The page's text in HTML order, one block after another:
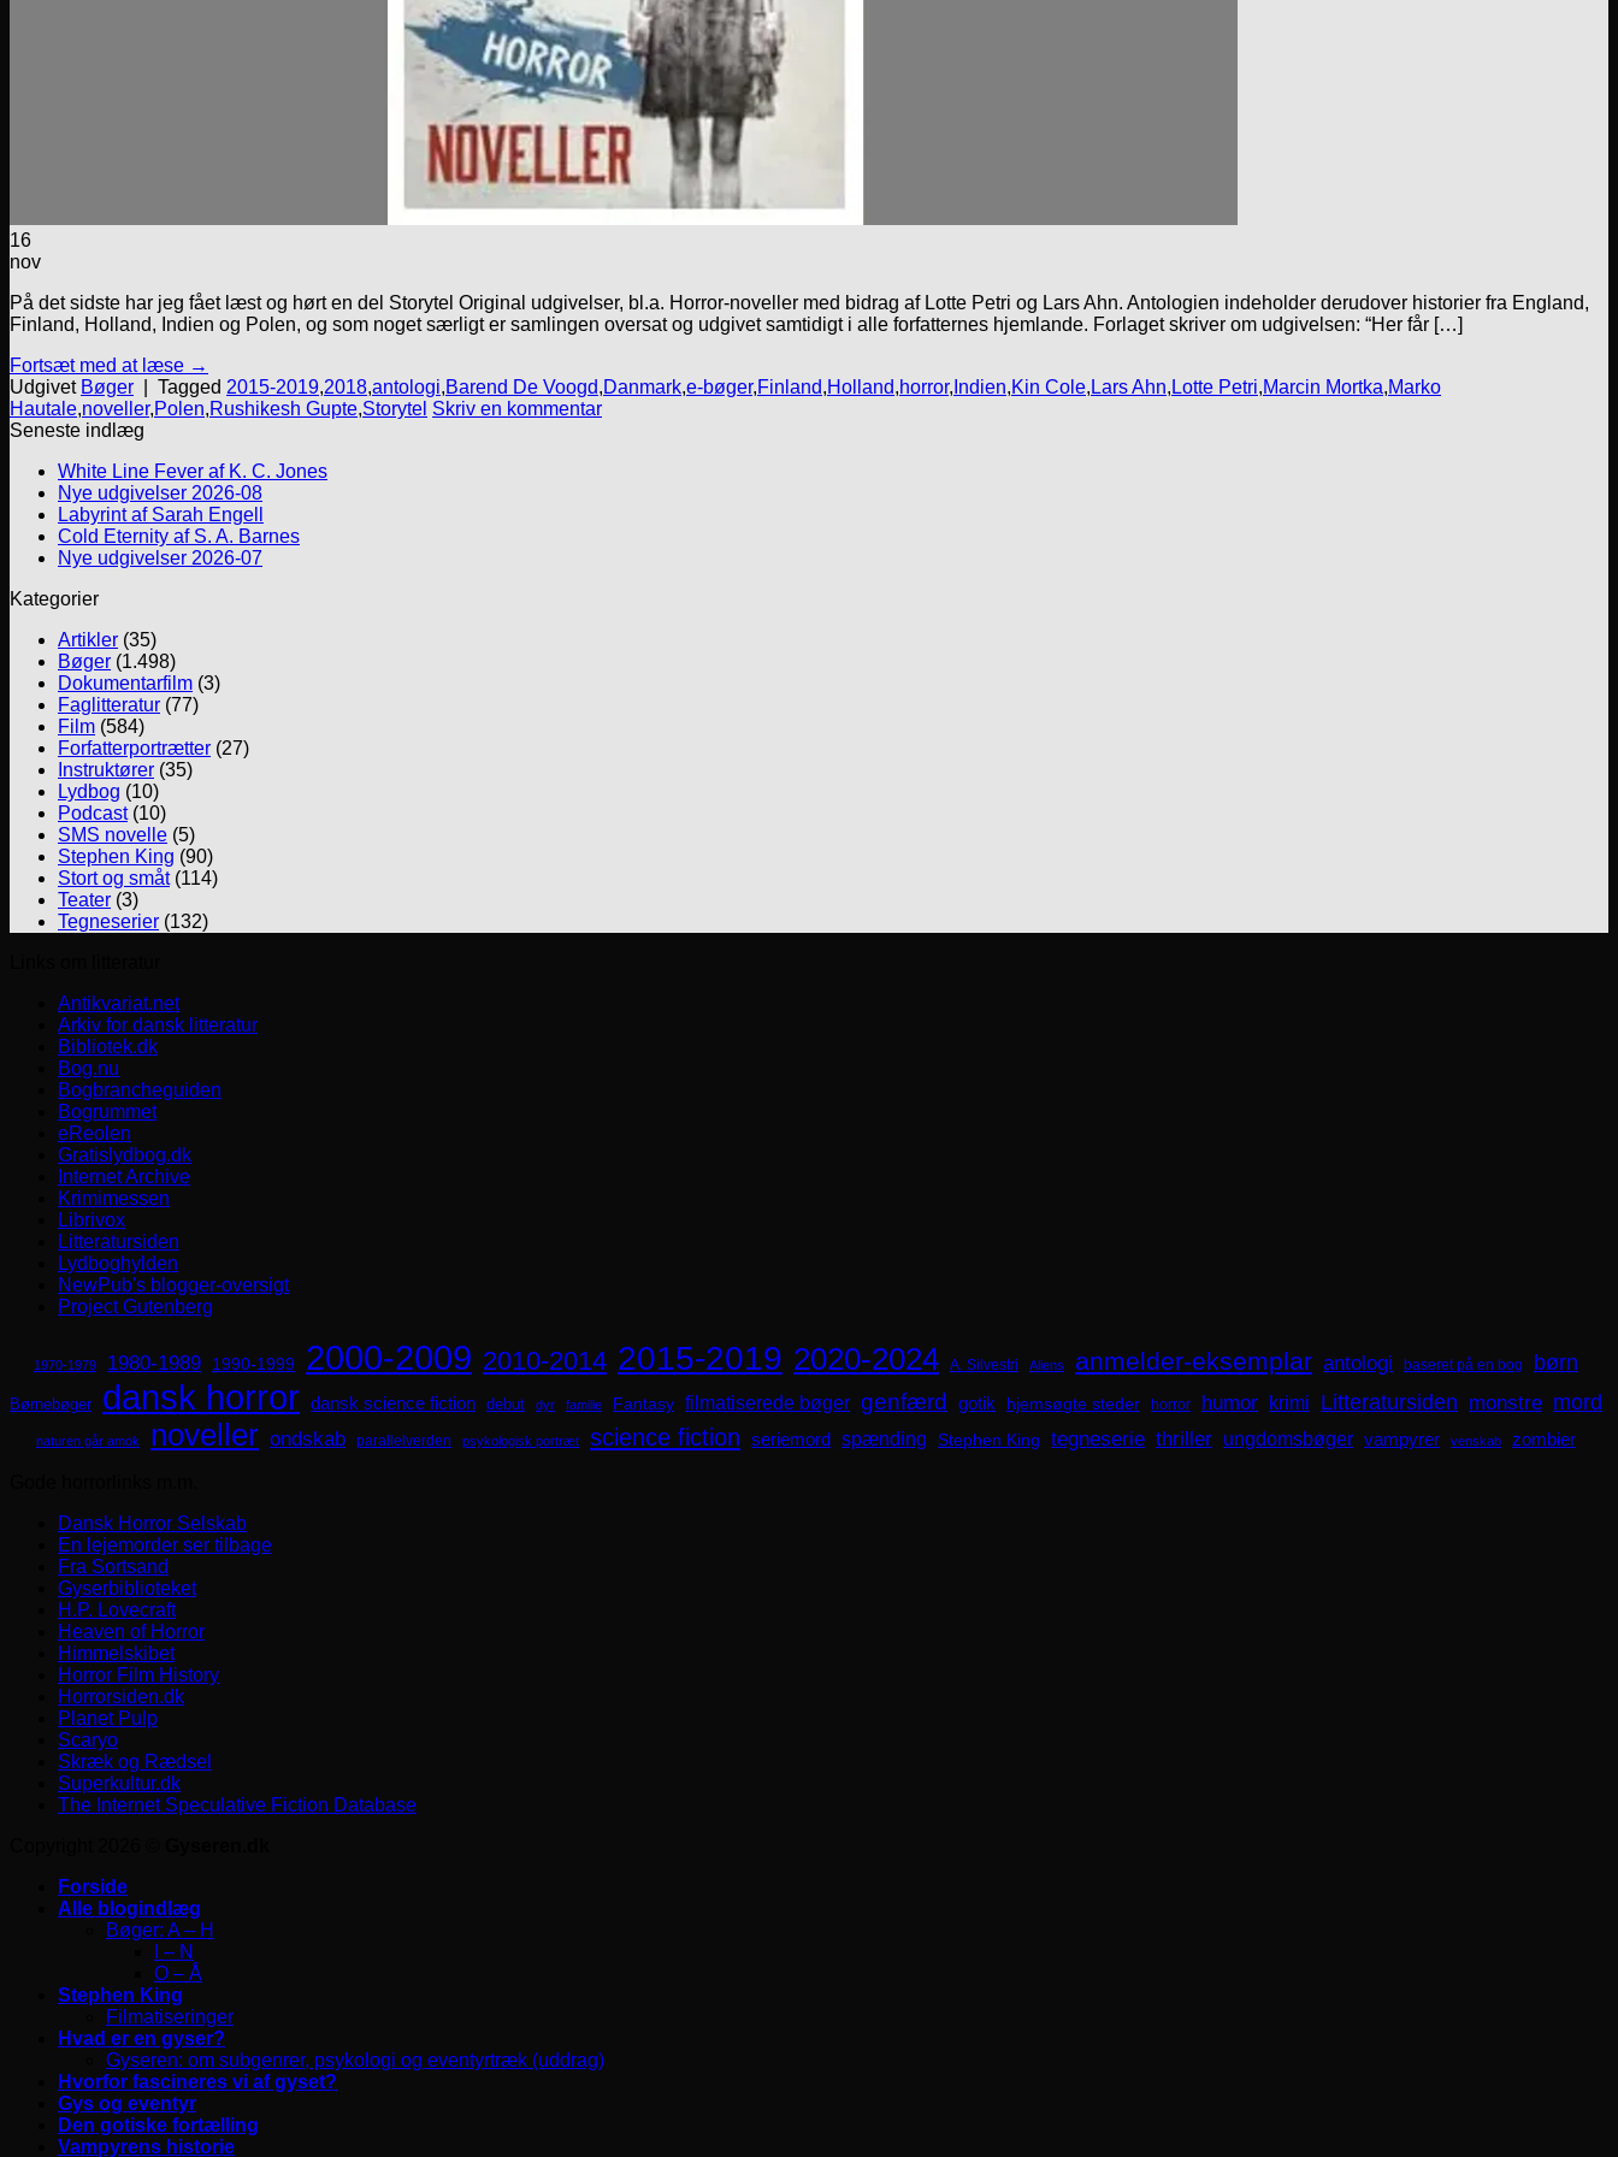
16
nov
På det sidste har jeg fået læst og hørt en del Storytel Original udgivelser, bl.a. Horror-noveller med bidrag af Lotte Petri og Lars Ahn. Antologien indeholder derudover historier fra England,
Finland, Holland, Indien og Polen, og som noget særligt er samlingen oversat og udgivet samtidigt i alle forfatternes hjemlande. Forlaget skriver om udgivelsen: “Her får […]
Fortsæt med at læse →
Udgivet Bøger Tagged 2015-2019,2018,antologi,Barend De Voogd,Danmark,e-bøger,Finland,Holland,horror, Indien,Kin Cole, Lars Ahn, Lotte Petri,Marcin Mortka,Marko
Hautale,noveller,Polen,Rushikesh Gupte,Storytel Skriv en kommentar
Seneste indlæg
White Line Fever af K. C. Jones
Nye udgivelser 2026-08
Labyrint af Sarah Engell
Cold Eternity af S. A. Barnes
Nye udgivelser 2026-07
Kategorier
Artikler (35)
Bøger (1.498)
Dokumentarfilm (3)
Faglitteratur (77)
Film (584)
Forfatterportrætter (27)
Instruktører (35)
Lydbog (10)
Podcast(10)
SMS novelle (5)
Stephen King (90)
Stort og småt(114)
Teater (3)
Tegneserier (132)
Antikvariat.net
Arkiv for dansk litteratur
Bibliotek.dk
Bog.nu
Bogbrancheguiden
Bogrummet
eReolen
Gratislydbog.dk
Internet Archive
Krimimessen
Librivox
Litteratursiden
Lydboghylden
NewPub's blogger-oversigt
Project Gutenberg
1970-1979 1980-1989 1990-1999 2000-2009 2010-2014 2015-2019 2020-2024 A. Silvestri Aliens anmelder-eksemplar antologi baseret på en bog børn
Børnebøger dansk horror dansk science fiction debut dyr familie Fantasy filmatiserede bøger genfærd gotik hjemsøgte steder horror humor krimi Litteratursiden monstre mord
naturen går amok noveller ondskab parallelverden psykologisk portræt science fiction seriemord spænding Stephen King tegneserie thriller ungdomsbøger vampyrer venskab zombier
Dansk Horror Selskab
En lejemorder ser tilbage
Fra Sortsand
Gyserbiblioteket
H.P. Lovecraft
Heaven of Horror
Himmelskibet
Horror Film History
Horrorsiden.dk
Planet Pulp
Scaryo
Skræk og Rædsel
Superkultur.dk
The Internet Speculative Fiction Database
Forside
Alle blogindlæg
Bøger: A – H
I – N
O – Å
Stephen King
Filmatiseringer
Hvad er en gyser?
Gyseren: om subgenrer, psykologi og eventyrtræk (uddrag)
Hvorfor fascineres vi af gyset?
Gys og eventyr
Den gotiske fortælling
Vampyrens historie